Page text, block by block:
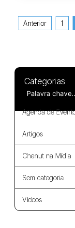
Anterior 1
Categorias
Agenda de
Artigos
Chenut na Mídia
Sem categoria
Vídeos